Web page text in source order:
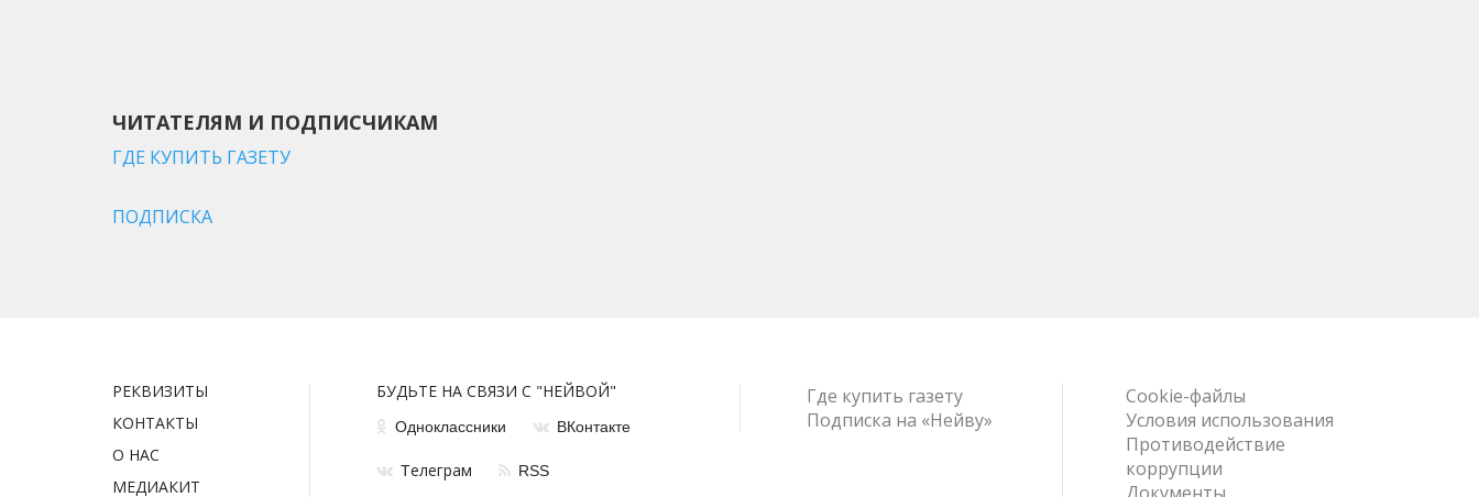
ЧИТАТЕЛЯМ И ПОДПИСЧИКАМ
ГДЕ КУПИТЬ ГАЗЕТУ
ПОДПИСКА
РЕКВИЗИТЫ
КОНТАКТЫ
О НАС
МЕДИАКИТ
БУДЬТЕ НА СВЯЗИ С "НЕЙВОЙ"
Одноклассники ВКонтакте
Телеграм RSS
Где купить газету
Подписка на «Нейву»
Cookie-файлы
Условия использования
Противодействие
коррупции